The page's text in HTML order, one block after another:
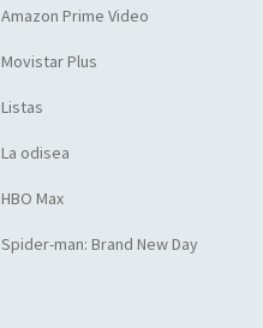
Amazon Prime Video
Movistar Plus
Listas
La odisea
HBO Max
Spider-man: Brand New Day